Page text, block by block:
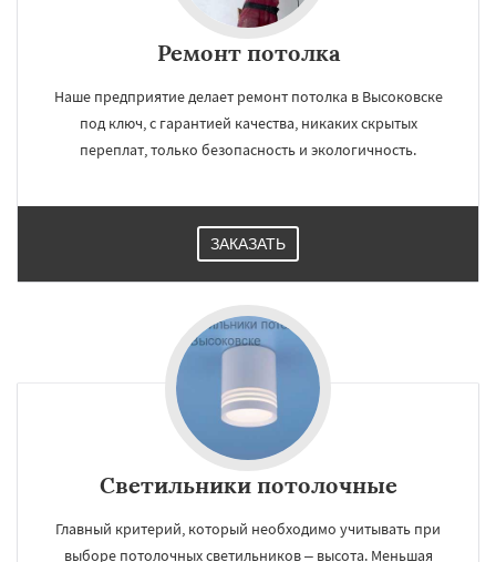
Ремонт потолка
Наше предприятие делает ремонт потолка в Высоковске
под ключ, с гарантией качества, никаких скрытых
переплат, только безопасность и экологичность.
ЗАКАЗАТЬ
Светильники потолочные
Главный критерий, который необходимо учитывать при
выборе потолочных светильников – высота. Меньшая